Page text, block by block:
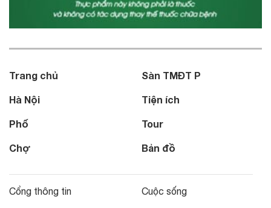
Trang chủ
Hà Nội
Phố
Chợ
Sàn TMĐT P
Tiện ích
Tour
Bản đồ
Cổng thông tin Cuộc sống